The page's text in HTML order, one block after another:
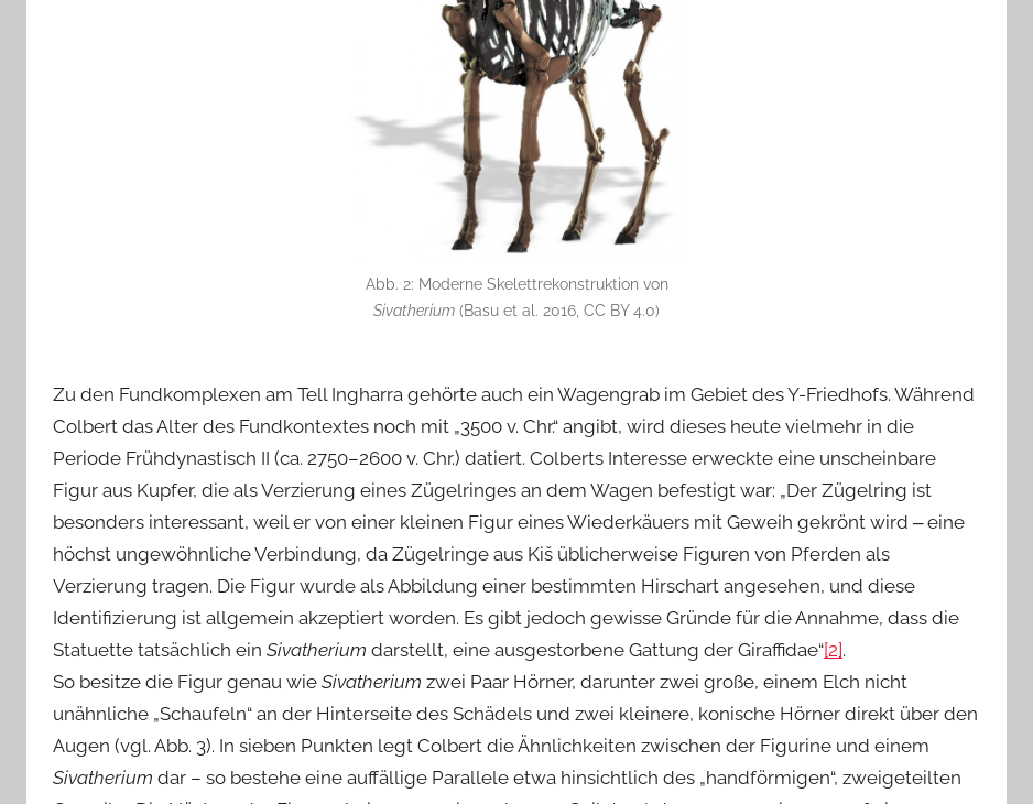
Abb. 2: Moderne Skelettrekonstruktion von
Sivatherium (Basu et al. 2016, CC BY 4.0)
Zu den Fundkomplexen am Tell Ingharra gehörte auch ein Wagengrab im Gebiet des Y-Friedhofs. Während
Colbert das Alter des Fundkontextes noch mit „3500 v. Chr.“ angibt, wird dieses heute vielmehr in die
Periode Frühdynastisch II (ca. 2750–2600 v. Chr.) datiert. Colberts Interesse erweckte eine unscheinbare
Figur aus Kupfer, die als Verzierung eines Zügelringes an dem Wagen befestigt war: „Der Zügelring ist
besonders interessant, weil er von einer kleinen Figur eines Wiederkäuers mit Geweih gekrönt wird ‒ eine
höchst ungewöhnliche Verbindung, da Zügelringe aus Kiš üblicherweise Figuren von Pferden als
Verzierung tragen. Die Figur wurde als Abbildung einer bestimmten Hirschart angesehen, und diese
Identifizierung ist allgemein akzeptiert worden. Es gibt jedoch gewisse Gründe für die Annahme, dass die
Statuette tatsächlich ein Sivatherium darstellt, eine ausgestorbene Gattung der Giraffidae“[2].
So besitze die Figur genau wie Sivatherium zwei Paar Hörner, darunter zwei große, einem Elch nicht
unähnliche „Schaufeln“ an der Hinterseite des Schädels und zwei kleinere, konische Hörner direkt über den
Augen (vgl. Abb. 3). In sieben Punkten legt Colbert die Ähnlichkeiten zwischen der Figurine und einem
Sivatherium dar – so bestehe eine auffällige Parallele etwa hinsichtlich des „handförmigen“, zweigeteilten